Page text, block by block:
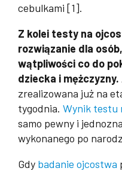
cebulkami [1].
Z kolei testy na
rozwiązanie dla
wątpliwości co do
dziecka i mężczyzny.
zrealizowana już na
tygodnia. Wynik testu
samo pewny i
wykonanego po
Gdy badanie ojcostwa